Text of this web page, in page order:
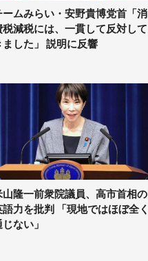
ームみらい・安野貴博党首「消
税減税には、一貫して反対して
ました」 説明に反響
山隆一前衆院議員、高市首相の
語力を批判 「現地ではほぼ全く
ない」